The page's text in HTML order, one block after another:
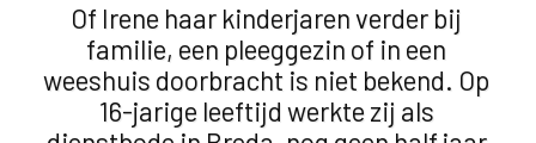
Of Irene haar kinderjaren verder bij
familie, een pleeggezin of in een
weeshuis doorbracht is niet bekend. Op
16-jarige leeftijd werkte zij als